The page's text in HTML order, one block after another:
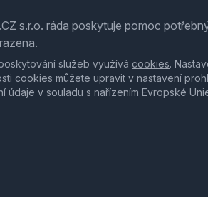
s.r.o. ráda poskytuje pomoc
služeb využívá cookies.
cookies můžete upravit v nastavení
údaje v souladu s nařízením Evropské